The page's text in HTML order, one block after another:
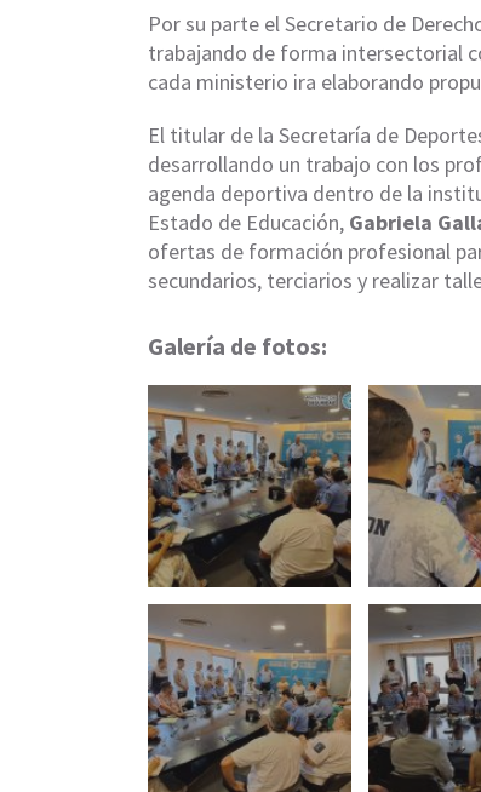
Por su parte el Secretario de
trabajando de forma intersectorial
cada ministerio ira elaborando
El titular de la Secretaría de
desarrollando un trabajo con los
agenda deportiva dentro de la
Estado de Educación, Gabriela
ofertas de formación profesional
secundarios, terciarios y realizar
Galería de fotos: